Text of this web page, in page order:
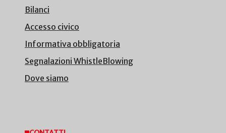
Bilanci
Accesso civico
Informativa obbligatoria
Segnalazioni WhistleBlowing
Dove siamo